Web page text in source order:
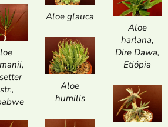
Aloe glauca
Aloe
harlana,
Dire Dawa,
Etiópia
Aloe
humilis